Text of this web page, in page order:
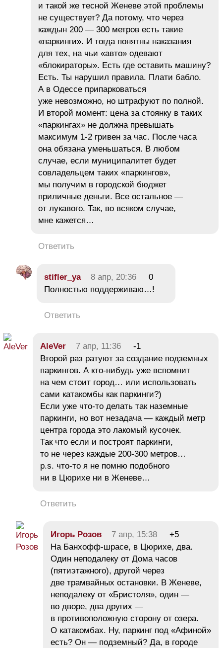
и такой же тесной Женеве этой проблемы
не существует? Да потому, что через
каждын 200 — 300 метров есть такие
«паркинги». И тогда понятны наказания
для тех, на чьи «авто» одевают
«блокираторы». Есть где оставить машину?
Есть. Ты нарушил правила. Плати бабло.
А в Одессе припарковаться
уже невозможно, но штрафуют по полной.
И второй момент: цена за стоянку в таких
«паркингах» не должна превышать
максимум 1-2 гривен за час. После часа
она обязана уменьшаться. В любом
случае, если муниципалитет будет
совладельцем таких «паркингов»,
мы получим в городской бюджет
приличные деньги. Все остальное —
от лукавого. Так, во всяком случае,
мне кажется…
Ответить
stifler_ya 8 апр, 20:36
0
Полностью поддерживаю…!
Ответить
AleVer 7 апр, 11:36
-1
Второй раз ратуют за создание подземных
паркингов. А кто-нибудь уже вспомнит
на чем стоит город… или использовать
сами катакомбы как паркинги?)
Если уже что-то делать так наземные
паркинги, но вот незадача — каждый метр
центра города это лакомый кусочек.
Так что если и построят паркинги,
то не через каждые 200-300 метров…
p.s. что-то я не помню подобного
ни в Цюрихе ни в Женеве…
Ответить
Игорь Розов 7 апр, 15:38
+5
На Банхофф-шрасе, в Цюрихе, два.
Один неподалеку от Дома часов
(пятиэтажного), другой через
две трамвайных остановки. В Женеве,
неподалеку от «Бристоля», один —
во дворе, два других —
в противоположную сторону от озера.
О катакомбах. Ну, паркинг под «Афиной»
есть? Он — подземный? Да, в городе